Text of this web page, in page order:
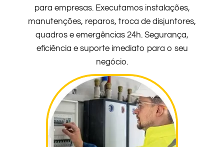
para empresas. Executamos instalações,
manutenções, reparos, troca de disjuntores,
quadros e emergências 24h. Segurança,
eficiência e suporte imediato para o seu
negócio.